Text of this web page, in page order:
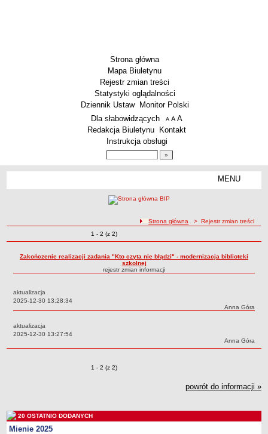
Strona główna
Mapa Biuletynu
Rejestr zmian treści
Statystyki oglądalności
Dziennik Ustaw
Monitor Polski
Menu dodatkowe
Dla słabowidzących A pomniejsz czcionkę
A standardowy rozmiar czcionki
A
Redakcja Biuletynu
Kontakt
Instrukcja obsługi
MENU
Techniczne Zakłady Naukowe
ARCHIWUM SZKÓŁ I PLACÓWEK
Przekształcone szkoły i placówki
Wielofunkcyjna Placówka
SPECJALNE OŚRODKI SZKOLNO-WYCHOWAWCZE
Specjalny Ośrodek nr 1
Statut
ścieżka nawigacji
Strona główna > Rejestr zmian treści
Zmiany o pozycjach
1 - 2 (z 2)
Zakończenie realizacji zadania "Kto czyta nie błądzi" - modernizacja biblioteki
szkolnej
rejestr zmian informacji
aktualizacja
Data:
2025-12-30 13:28:34
Autor:
Anna Góra
aktualizacja
Data:
2025-12-30 13:27:54
Autor:
Anna Góra
Zmiany o pozycjach
1 - 2 (z 2)
powrót do informacji »
20 OSTATNIO DODANYCH
Mienie 2025